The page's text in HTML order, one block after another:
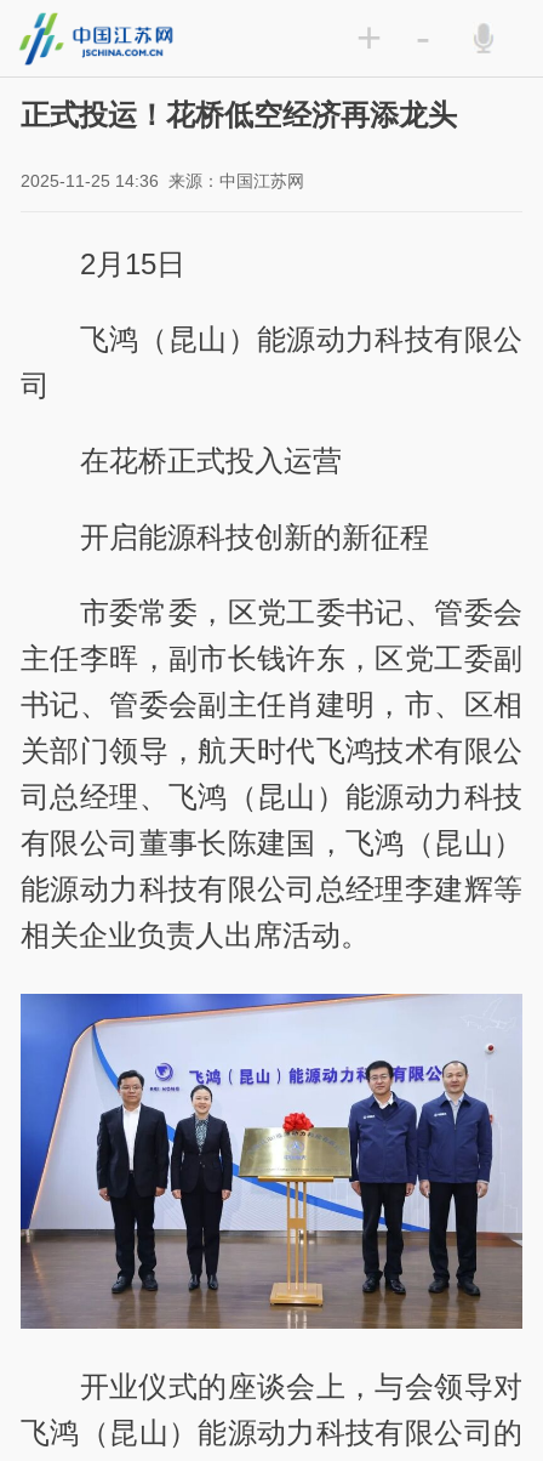
+ -
正式投运！花桥低空经济再添龙头
2025-11-25 14:36 来源：中国江苏网
2月15日
飞鸿（昆山）能源动力科技有限公
司
在花桥正式投入运营
开启能源科技创新的新征程
市委常委，区党工委书记、管委会
主任李晖，副市长钱许东，区党工委副
书记、管委会副主任肖建明，市、区相
关部门领导，航天时代飞鸿技术有限公
司总经理、飞鸿（昆山）能源动力科技
有限公司董事长陈建国，飞鸿（昆山）
能源动力科技有限公司总经理李建辉等
相关企业负责人出席活动。
开业仪式的座谈会上，与会领导对
飞鸿（昆山）能源动力科技有限公司的